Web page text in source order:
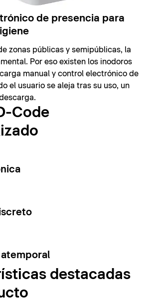
de presencia para
zonas públicas y semipúblicas, la
Por eso existen los inodoros
manual y control electrónico de
el usuario se aleja tras su uso, un
Code
destacadas